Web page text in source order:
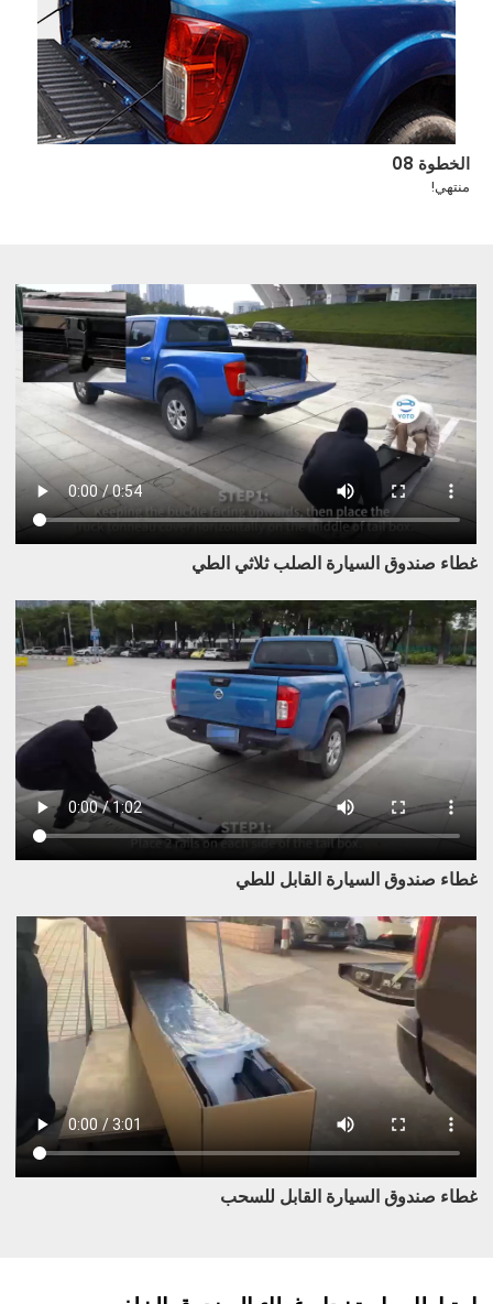
الخطوة 08
منتهي!
غطاء صندوق السيارة الصلب ثلاثي الطي
غطاء صندوق السيارة القابل للطي
غطاء صندوق السيارة القابل للسحب